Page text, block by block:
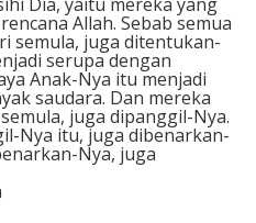
Allah. Sebab semua
semula, juga ditentukan-
serupa dengan
Anak-Nya itu menjadi
saudara. Dan mereka
juga dipanggil-Nya.
Nya itu, juga dibenarkan-
Nya, juga